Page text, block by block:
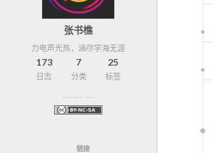
张书樵
力电声光热，涵尽学海无涯
173
日志
7
分类
25
标签
链接